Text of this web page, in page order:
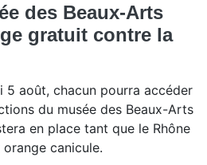
des Beaux-Arts
gratuit contre la
5 août, chacun pourra accéder
du musée des Beaux-Arts
en place tant que le Rhône
canicule.